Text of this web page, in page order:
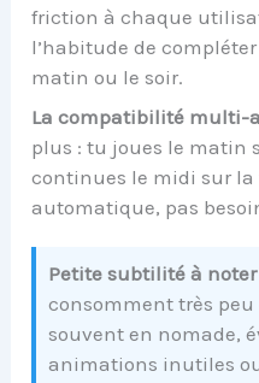
friction à chaque
l’habitude de
matin ou le soir.
La compatibilité multi-
plus : tu joues le matin
continues le midi sur
automatique, pas
Petite subtilité à noter
consomment très
souvent en nomade,
animations inutiles